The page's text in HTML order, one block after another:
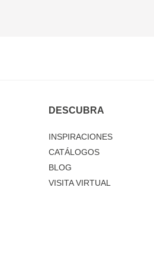
DESCUBRA
INSPIRACIONES
CATÁLOGOS
BLOG
VISITA VIRTUAL